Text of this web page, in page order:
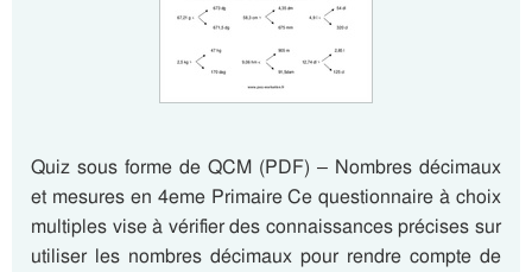
Quiz sous forme de QCM (PDF) – Nombres décimaux
et mesures en 4eme Primaire Ce questionnaire à choix
multiples vise à vérifier des connaissances précises sur
utiliser les nombres décimaux pour rendre compte de